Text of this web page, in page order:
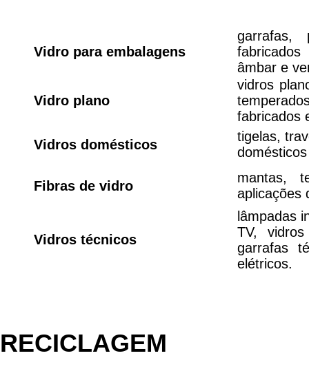
Vidro para embalagens
garrafas,
âmbar e
Vidro plano
vidros
fabricados
Vidros domésticos
tigelas,
Fibras de vidro
mantas,
aplicações
Vidros técnicos
lâmpadas
TV,
garrafas
elétricos.
RECICLAGEM